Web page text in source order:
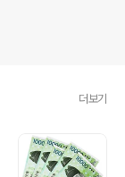
더보기